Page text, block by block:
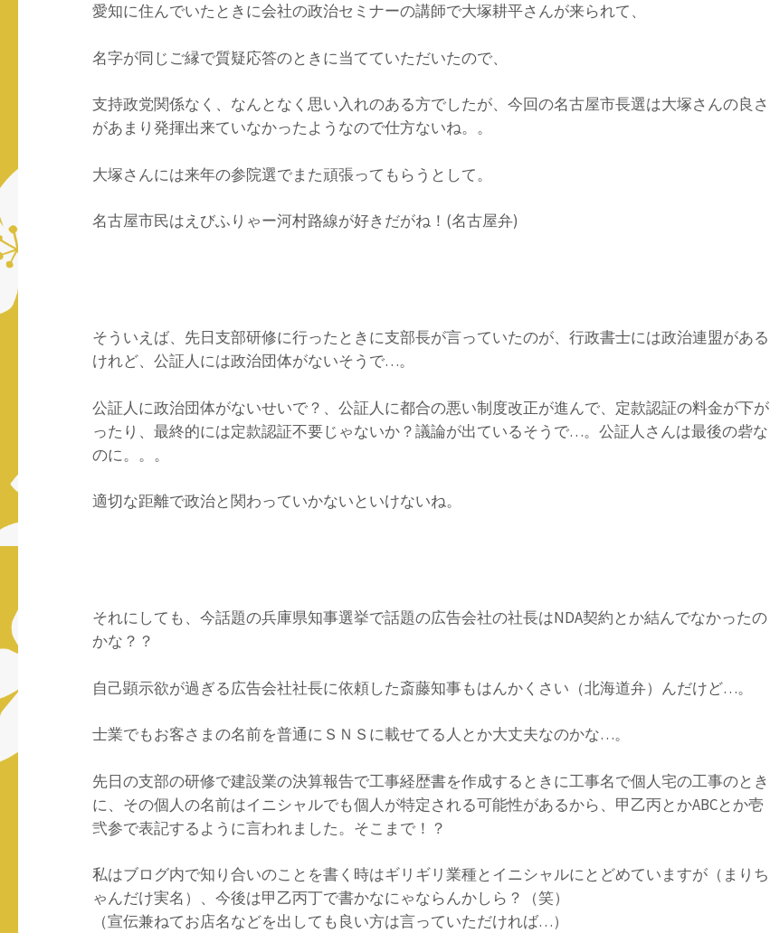
愛知に住んでいたときに会社の政治セミナーの講師で大塚耕平さんが来られて、
名字が同じご縁で質疑応答のときに当てていただいたので、
支持政党関係なく、なんとなく思い入れのある方でしたが、今回の名古屋市長選は大塚さんの良さ
があまり発揮出来ていなかったようなので仕方ないね。。
大塚さんには来年の参院選でまた頑張ってもらうとして。
名古屋市民はえびふりゃー河村路線が好きだがね！(名古屋弁)
そういえば、先日支部研修に行ったときに支部長が言っていたのが、行政書士には政治連盟がある
けれど、公証人には政治団体がないそうで…。
公証人に政治団体がないせいで？、公証人に都合の悪い制度改正が進んで、定款認証の料金が下が
ったり、最終的には定款認証不要じゃないか？議論が出ているそうで…。公証人さんは最後の砦な
のに。。。
適切な距離で政治と関わっていかないといけないね。
それにしても、今話題の兵庫県知事選挙で話題の広告会社の社長はNDA契約とか結んでなかったの
かな？？
自己顕示欲が過ぎる広告会社社長に依頼した斎藤知事もはんかくさい（北海道弁）んだけど…。
士業でもお客さまの名前を普通にＳＮＳに載せてる人とか大丈夫なのかな…。
先日の支部の研修で建設業の決算報告で工事経歴書を作成するときに工事名で個人宅の工事のとき
に、その個人の名前はイニシャルでも個人が特定される可能性があるから、甲乙丙とかABCとか壱
弐参で表記するように言われました。そこまで！？
私はブログ内で知り合いのことを書く時はギリギリ業種とイニシャルにとどめていますが（まりち
ゃんだけ実名）、今後は甲乙丙丁で書かなにゃならんかしら？（笑）
（宣伝兼ねてお店名などを出しても良い方は言っていただければ…）